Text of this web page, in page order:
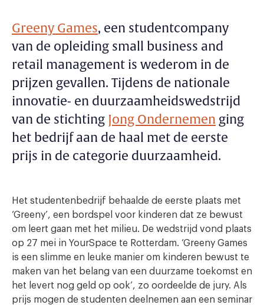
Greeny Games, een studentcompany
van de opleiding small business and
retail management is wederom in de
prijzen gevallen. Tijdens de nationale
innovatie- en duurzaamheidswedstrijd
van de stichting Jong Ondernemen ging
het bedrijf aan de haal met de eerste
prijs in de categorie duurzaamheid.
Het studentenbedrijf behaalde de eerste plaats met
‘Greeny’, een bordspel voor kinderen dat ze bewust
om leert gaan met het milieu. De wedstrijd vond plaats
op 27 mei in YourSpace te Rotterdam. ‘Greeny Games
is een slimme en leuke manier om kinderen bewust te
maken van het belang van een duurzame toekomst en
het levert nog geld op ook’, zo oordeelde de jury. Als
prijs mogen de studenten deelnemen aan een seminar